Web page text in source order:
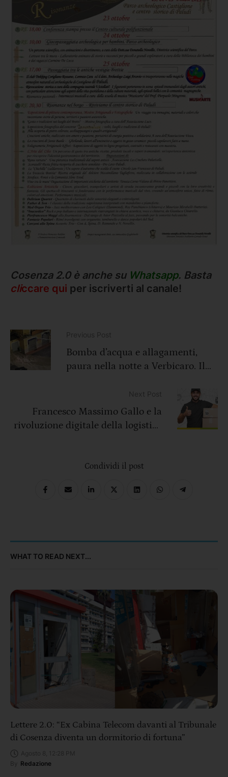
Cosenza 2.0 è anche su Whatsapp. Basta
cliccare qui per iscriverti al canale!
Bomba d’acqua e allagamenti,
paura nella notte a Verbicaro. Il
Francesco Massimo Gallo e la
rivoluzione digitale della logistica
Condividi il post
WHAT TO READ NEXT...
Lettere 2.0: “Ex Cabina Telecom davanti al Tribunale
di Cosenza diventa un dormitorio di fortuna”
Redazione